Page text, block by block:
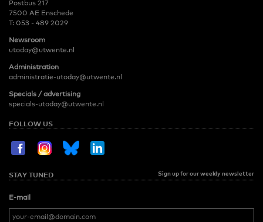
Postbus 217
7500 AE Enschede
T: 053 - 489 2029
Newsroom
utoday@utwente.nl
Administration
administratie-utoday@utwente.nl
Specials / advertising
specials-utoday@utwente.nl
FOLLOW US
STAY TUNED Sign up for our weekly newsletter
E-mail